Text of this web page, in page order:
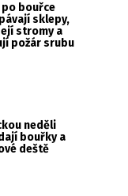
po bouřce
sklepy,
stromy a
požár srubu
neděli
bouřky a
deště